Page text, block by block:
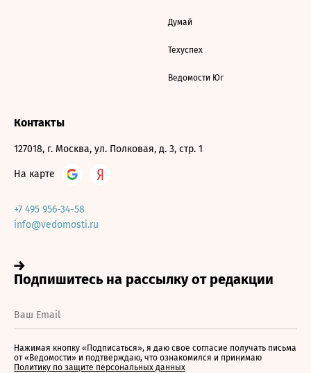
Думай
Техуспех
Ведомости Юг
Контакты
127018, г. Москва, ул. Полковая, д. 3, стр. 1
На карте
+7 495 956-34-58
info@vedomosti.ru
Нажимая кнопку «Подписаться», я даю свое согласие получать письма
от «Ведомости» и подтверждаю, что ознакомился и принимаю
Политику по защите персональных данных